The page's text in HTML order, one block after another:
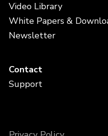
Video Library
White Papers &
Newsletter
Contact
Support